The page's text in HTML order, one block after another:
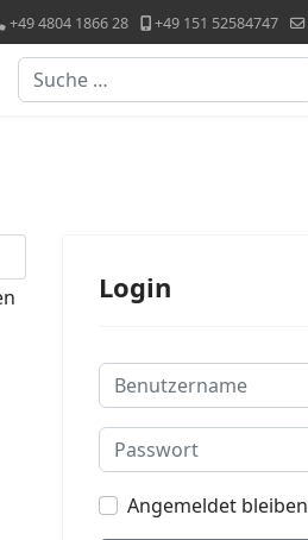
+49 4804 1866 28 +49 151 52584747
Suchen
Login
Benutzername
Passwort
Angemeldet bleiben